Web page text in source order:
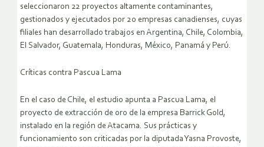
seleccionaron 22 proyectos altamente contaminantes,
gestionados y ejecutados por 20 empresas canadienses, cuyas
filiales han desarrollado trabajos en Argentina, Chile, Colombia,
El Salvador, Guatemala, Honduras, México, Panamá y Perú.
Críticas contra Pascua Lama
En el caso de Chile, el estudio apunta a Pascua Lama, el
proyecto de extracción de oro de la empresa Barrick Gold,
instalado en la región de Atacama. Sus prácticas y
funcionamiento son criticadas por la diputada Yasna Provoste,